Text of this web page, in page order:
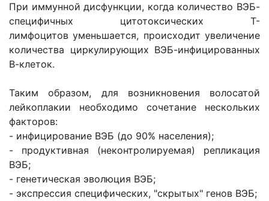
При иммунной дисфункции, когда количество ВЭБ-
специфичных цитотоксических Т-
лимфоцитов уменьшается, происходит увеличение
количества циркулирующих ВЭБ-инфицированных
В-клеток.
Таким образом, для возникновения волосатой
лейкоплакии необходимо сочетание нескольких
факторов:
- инфицирование ВЭБ (до 90% населения);
- продуктивная (неконтролируемая) репликация
ВЭБ;
- генетическая эволюция ВЭБ;
- экспрессия специфических, "скрытых" генов ВЭБ;